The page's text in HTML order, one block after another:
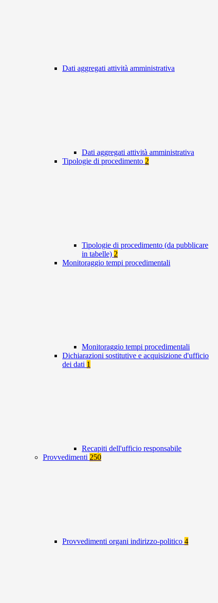
Dati aggregati attività amministrativa
Dati aggregati attività amministrativa
Tipologie di procedimento 2
Tipologie di procedimento (da pubblicare
in tabelle) 2
Monitoraggio tempi procedimentali
Monitoraggio tempi procedimentali
Dichiarazioni sostitutive e acquisizione d'ufficio
dei dati 1
Recapiti dell'ufficio responsabile
Provvedimenti 250
Provvedimenti organi indirizzo-politico 4